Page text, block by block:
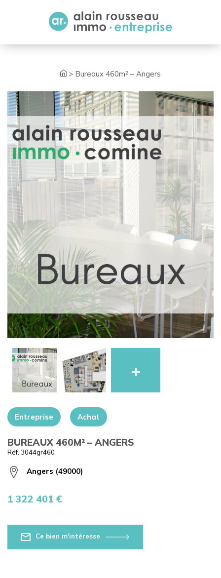
> Bureaux 460m² – Angers
+
Entreprise Achat
BUREAUX 460M² – ANGERS
Réf. 3044gr460
Angers (49000)
1 322 401 €
Ce bien m'intéresse